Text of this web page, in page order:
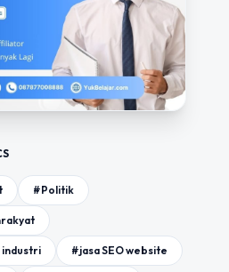
#Politik
industri #jasa SEO website